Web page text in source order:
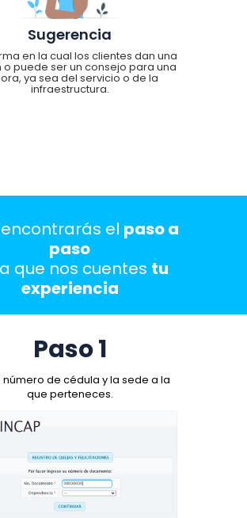
Sugerencia
en la cual los clientes dan una
o puede ser un consejo para una
ya sea del servicio o de la
infraestructura.
el paso a
paso
que nos cuentes tu
experiencia
Paso 1
número de cédula y la sede a la
que perteneces.